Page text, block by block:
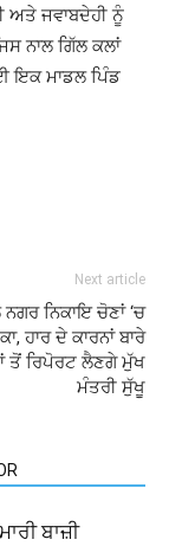
ਅਤੇ ਜਵਾਬਦੇਹੀ ਨੂੰ
ਨਾਲ ਗਿੱਲ ਕਲਾਂ
ਇਕ ਮਾਡਲ ਪਿੰਡ
Next article
ਨਗਰ ਨਿਕਾਇ ਚੋਣਾਂ ‘ਚ
ਹਾਰ ਦੇ ਕਾਰਨਾਂ ਬਾਰੇ
ਤੋਂ ਰਿਪੋਰਟ ਲੈਣਗੇ ਮੁੱਖ
ਮੰਤਰੀ ਸੁੱਖੂ
ਬਾਜ਼ੀ